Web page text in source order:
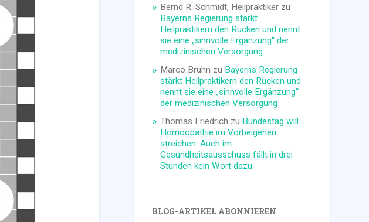
Bernd R. Schmidt, Heilpraktiker zu
Bayerns Regierung stärkt
Heilpraktikern den Rücken und nennt
sie eine „sinnvolle Ergänzung“ der
medizinischen Versorgung
Marco Bruhn zu Bayerns Regierung
stärkt Heilpraktikern den Rücken und
nennt sie eine „sinnvolle Ergänzung“
der medizinischen Versorgung
Thomas Friedrich zu Bundestag will
Homöopathie im Vorbeigehen
streichen: Auch im
Gesundheitsausschuss fällt in drei
Stunden kein Wort dazu
BLOG-ARTIKEL ABONNIEREN